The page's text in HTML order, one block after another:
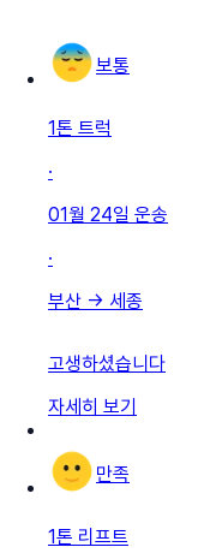
보통
1톤 트럭
·
01월 24일 운송
·
부산 → 세종
고생하셨습니다
자세히 보기
만족
1톤 리프트